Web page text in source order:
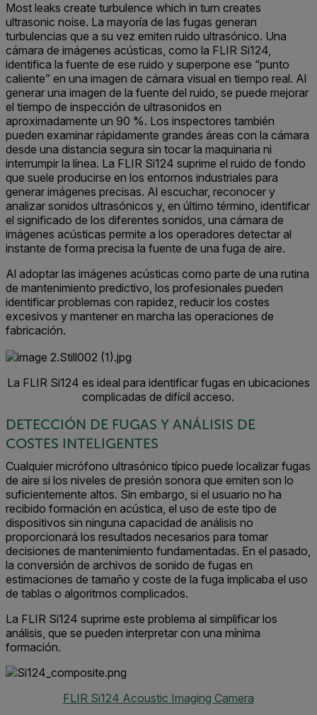
Most leaks create turbulence which in turn creates
ultrasonic noise. La mayoría de las fugas generan
turbulencias que a su vez emiten ruido ultrasónico. Una
cámara de imágenes acústicas, como la FLIR Si124,
identifica la fuente de ese ruido y superpone ese “punto
caliente” en una imagen de cámara visual en tiempo real. Al
generar una imagen de la fuente del ruido, se puede mejorar
el tiempo de inspección de ultrasonidos en
aproximadamente un 90 %. Los inspectores también
pueden examinar rápidamente grandes áreas con la cámara
desde una distancia segura sin tocar la maquinaria ni
interrumpir la línea. La FLIR Si124 suprime el ruido de fondo
que suele producirse en los entornos industriales para
generar imágenes precisas. Al escuchar, reconocer y
analizar sonidos ultrasónicos y, en último término, identificar
el significado de los diferentes sonidos, una cámara de
imágenes acústicas permite a los operadores detectar al
instante de forma precisa la fuente de una fuga de aire.
Al adoptar las imágenes acústicas como parte de una rutina
de mantenimiento predictivo, los profesionales pueden
identificar problemas con rapidez, reducir los costes
excesivos y mantener en marcha las operaciones de
fabricación.
La FLIR Si124 es ideal para identificar fugas en ubicaciones
complicadas de difícil acceso.
DETECCIÓN DE FUGAS Y ANÁLISIS DE
COSTES INTELIGENTES
Cualquier micrófono ultrasónico típico puede localizar fugas
de aire si los niveles de presión sonora que emiten son lo
suficientemente altos. Sin embargo, si el usuario no ha
recibido formación en acústica, el uso de este tipo de
dispositivos sin ninguna capacidad de análisis no
proporcionará los resultados necesarios para tomar
decisiones de mantenimiento fundamentadas. En el pasado,
la conversión de archivos de sonido de fugas en
estimaciones de tamaño y coste de la fuga implicaba el uso
de tablas o algoritmos complicados.
La FLIR Si124 suprime este problema al simplificar los
análisis, que se pueden interpretar con una mínima
formación.
FLIR Si124 Acoustic Imaging Camera